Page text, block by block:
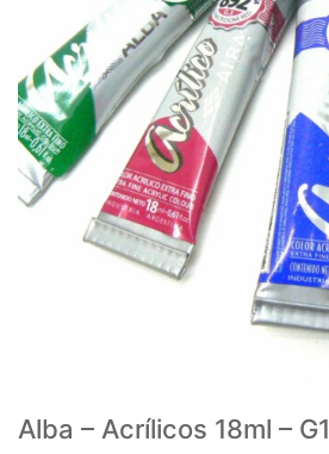
Alba – Acrílicos 18ml – G1